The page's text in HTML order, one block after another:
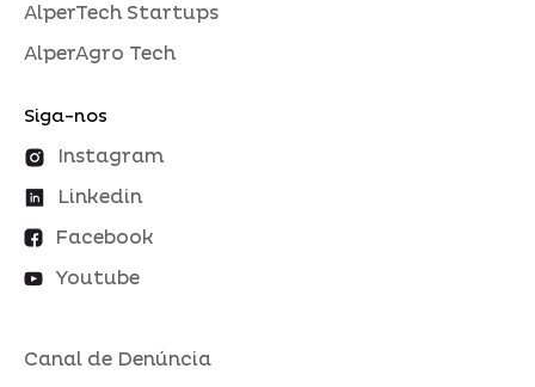
AlperTech Startups
AlperAgro Tech
Siga-nos
Instagram
Linkedin
Facebook
Youtube
Canal de Denúncia